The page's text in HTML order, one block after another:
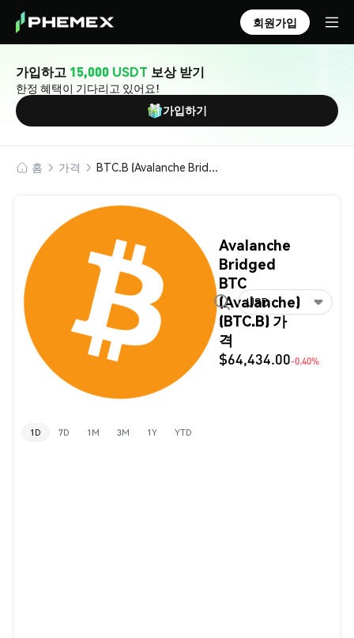
회원가입
가입하고 15,000 USDT 보상 받기
한정 혜택이 기다리고 있어요!
가입하기
홈 가격 BTC.B (Avalanche Bridged BTC (Avalanche))
Avalanche
Bridged
BTC
(Avalanche)
(BTC.B) 가
격
$64,434.00-0.40%
USD
1D 7D 1M 3M 1Y YTD